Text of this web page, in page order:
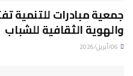
جمعية مبادرات للتنمية
والهوية الثقافية للشباب